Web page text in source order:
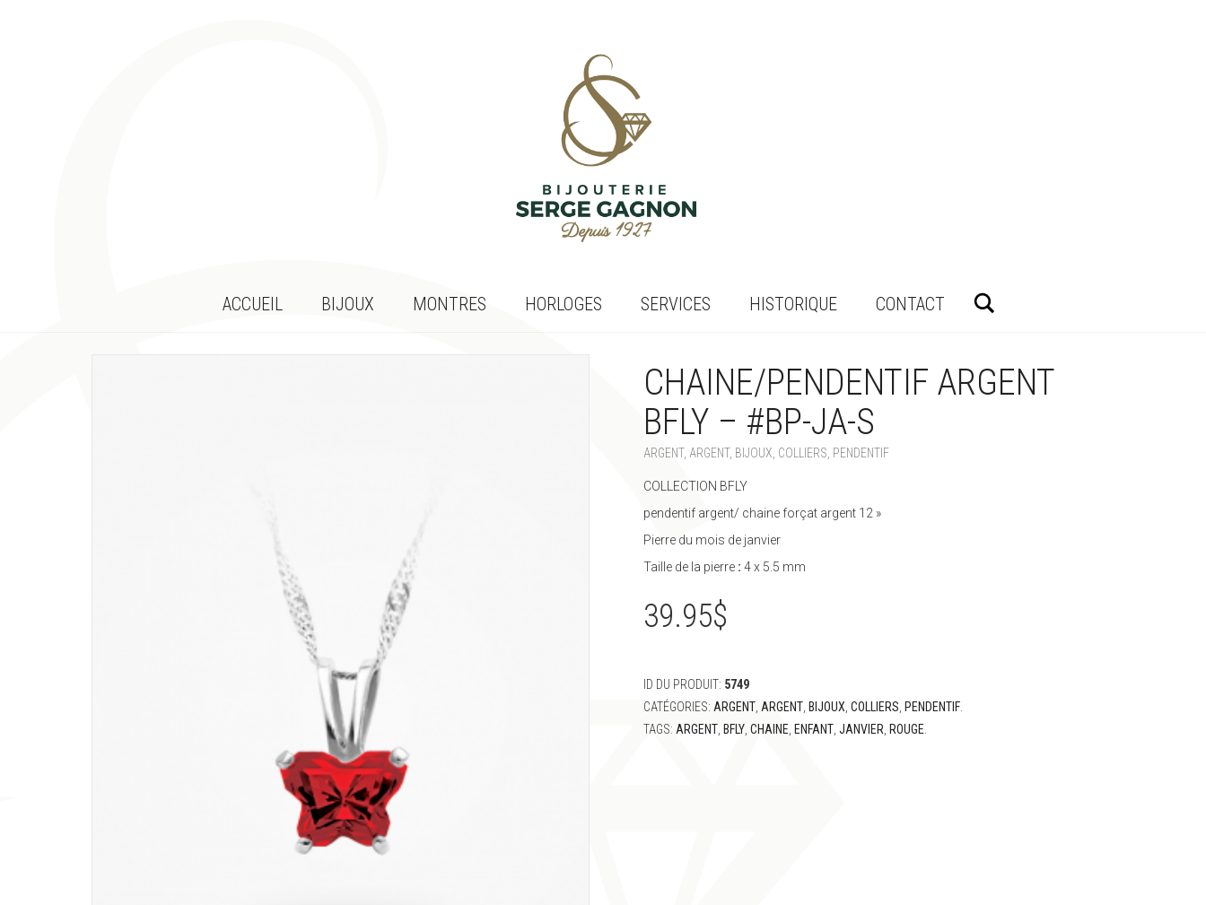
ACCUEIL BIJOUX MONTRES HORLOGES SERVICES HISTORIQUE CONTACT
CHAINE/PENDENTIF ARGENT
BFLY – #BP-JA-S
ARGENT, ARGENT, BIJOUX COLLIERS PENDENTIF
COLLECTION BFLY
pendentif argent/ chaine forçat argent 12 »
Pierre du mois de janvier
Taille de la pierre : 4 x 5.5 mm
39.95$
ID DU PRODUIT: 5749
CATÉGORIES: ARGENT ARGENT BIJOUX COLLIERS PENDENTIF
TAGS: ARGENT BFLY CHAINE ENFANT JANVIER ROUGE